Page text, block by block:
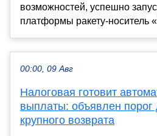
возможностей, успешно
платформы ракету-носитель
00:00, 09 Авг
Налоговая готовит
выплаты: объявлен порог
крупного возврата